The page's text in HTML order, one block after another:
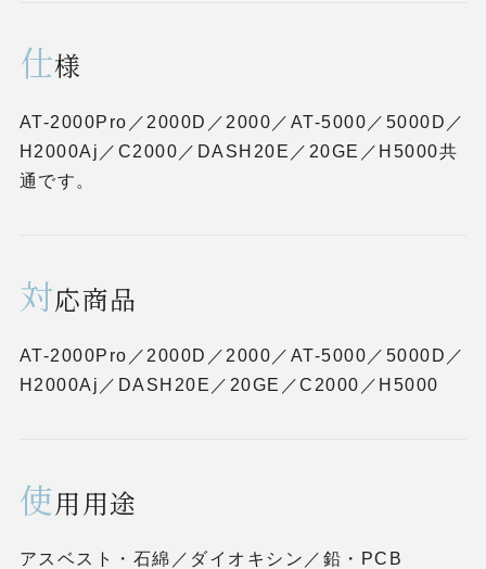
仕様
AT-2000Pro／2000D／2000／AT-5000／5000D／
H2000Aj／C2000／DASH20E／20GE／H5000共
通です。
対応商品
AT-2000Pro／2000D／2000／AT-5000／5000D／
H2000Aj／DASH20E／20GE／C2000／H5000
使用用途
アスベスト・石綿／ダイオキシン／鉛・PCB